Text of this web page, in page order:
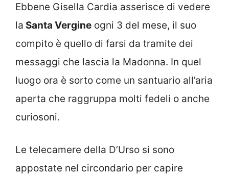
Ebbene Gisella Cardia asserisce di vedere
la Santa Vergine ogni 3 del mese, il suo
compito è quello di farsi da tramite dei
messaggi che lascia la Madonna. In quel
luogo ora è sorto come un santuario all’aria
aperta che raggruppa molti fedeli o anche
curiosoni.
Le telecamere della D’Urso si sono
appostate nel circondario per capire